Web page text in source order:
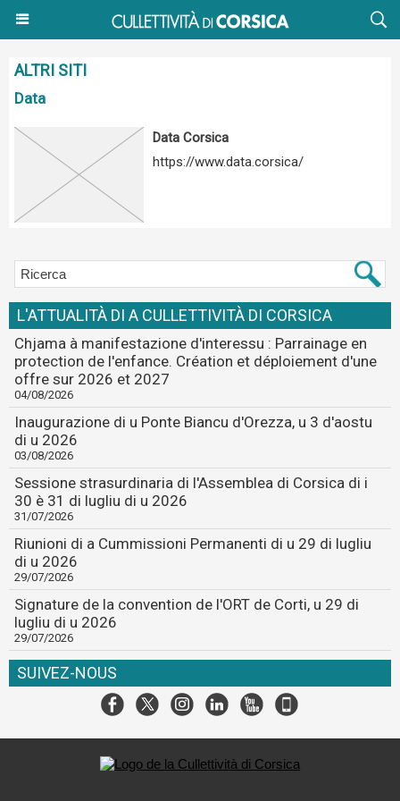
ALTRI SITI
Data
Data Corsica
https://www.data.corsica/
L'ATTUALITÀ DI A CULLETTIVITÀ DI CORSICA
Chjama à manifestazione d'interessu : Parrainage en
protection de l'enfance. Création et déploiement d'une
offre sur 2026 et 2027
04/08/2026
Inaugurazione di u Ponte Biancu d'Orezza, u 3 d'aostu
di u 2026
03/08/2026
Sessione strasurdinaria di l'Assemblea di Corsica di i
30 è 31 di lugliu di u 2026
31/07/2026
Riunioni di a Cummissioni Permanenti di u 29 di lugliu
di u 2026
29/07/2026
Signature de la convention de l'ORT de Corti, u 29 di
lugliu di u 2026
29/07/2026
SUIVEZ-NOUS